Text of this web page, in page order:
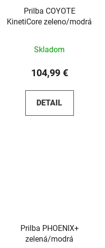
Prilba COYOTE
KinetiCore zeleno/modrá
Skladom
104,99 €
DETAIL
Prilba PHOENIX+
zelená/modrá